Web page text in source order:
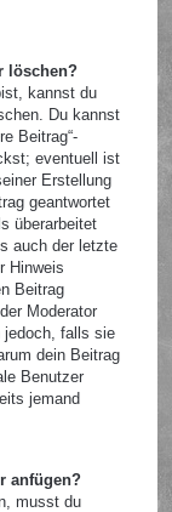
löschen?
kannst du
Du kannst
Beitrag“-
eventuell ist
Erstellung
geantwortet
überarbeitet
auch der letzte
Hinweis
Beitrag
Moderator
jedoch, falls sie
dein Beitrag
Benutzer
jemand
anfügen?
musst du